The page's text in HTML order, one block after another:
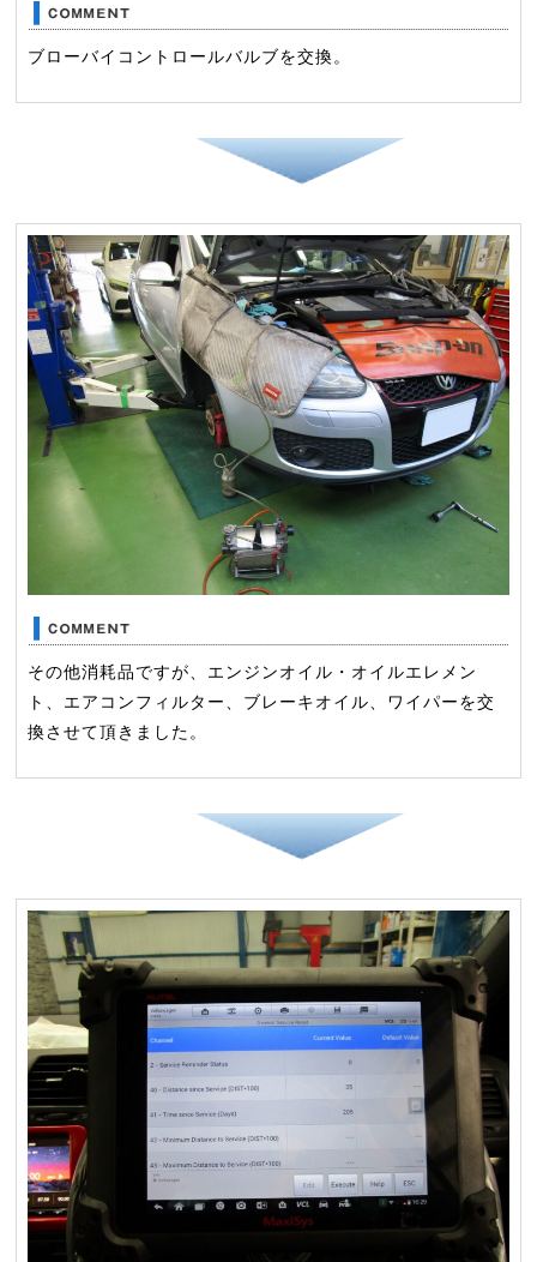
ブローバイコントロールバルブを交換。
その他消耗品ですが、エンジンオイル・オイルエレメン
ト、エアコンフィルター、ブレーキオイル、ワイパーを交
換させて頂きました。